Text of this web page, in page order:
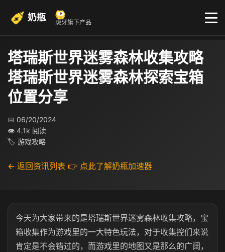
奶瓶 虎牙旗下产品
塔瑞斯世界迷雾森林收集攻略
塔瑞斯世界迷雾森林探索宝箱
位置分享
📅 06/20/2024
👁 4.1k 阅读
🏷 游戏攻略
← 返回资讯列表 👉 点此了解奶瓶加速器
今天为大家带来的是塔瑞斯世界迷雾森林收集攻略，宝
箱收集作为游戏里的一大特色玩法，对于收集控们来说
肯定是不会错过的，而游戏里的地图又是那么的广阔，